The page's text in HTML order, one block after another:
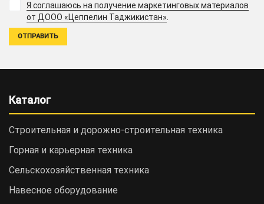
Я соглашаюсь на получение маркетинговых материалов
от ДООО «Цеппелин Таджикистан».
Каталог
Строительная и дорожно-cтроительная техника
Горная и карьерная техника
Сельскохозяйственная техника
Навесное оборудование